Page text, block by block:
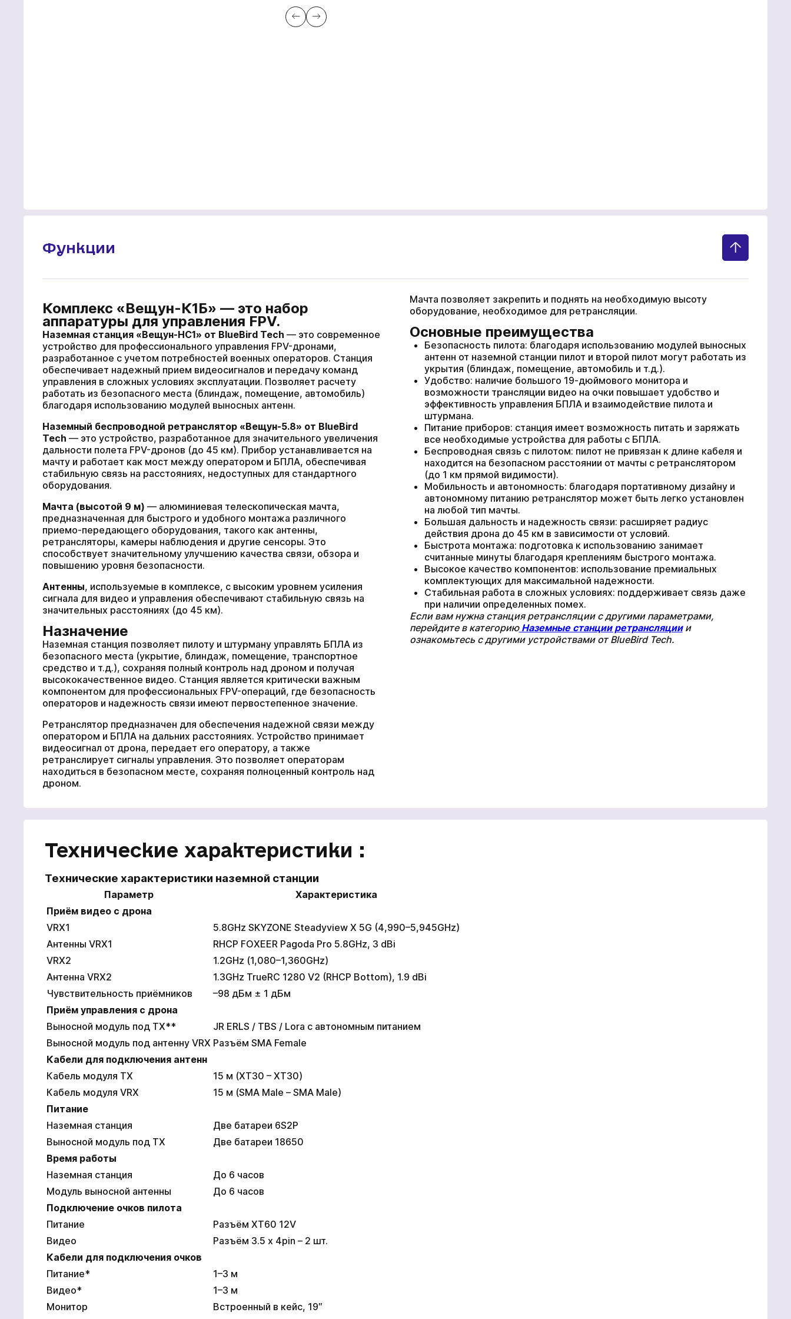
Функции
Комплекс «Вещун-К1Б» — это набор
аппаратуры для управления FPV.
Наземная станция «Вещун-НС1» от BlueBird Tech — это современное
устройство для профессионального управления FPV-дронами,
разработанное с учетом потребностей военных операторов. Станция
обеспечивает надежный прием видеосигналов и передачу команд
управления в сложных условиях эксплуатации. Позволяет расчету
работать из безопасного места (блиндаж, помещение, автомобиль)
благодаря использованию модулей выносных антенн.
Наземный беспроводной ретранслятор «Вещун-5.8» от BlueBird
Tech — это устройство, разработанное для значительного увеличения
дальности полета FPV-дронов (до 45 км). Прибор устанавливается на
мачту и работает как мост между оператором и БПЛА, обеспечивая
стабильную связь на расстояниях, недоступных для стандартного
оборудования.
Мачта (высотой 9 м) — алюминиевая телескопическая мачта,
предназначенная для быстрого и удобного монтажа различного
приемо-передающего оборудования, такого как антенны,
ретрансляторы, камеры наблюдения и другие сенсоры. Это
способствует значительному улучшению качества связи, обзора и
повышению уровня безопасности.
Антенны, используемые в комплексе, с высоким уровнем усиления
сигнала для видео и управления обеспечивают стабильную связь на
значительных расстояниях (до 45 км).
Назначение
Наземная станция позволяет пилоту и штурману управлять БПЛА из
безопасного места (укрытие, блиндаж, помещение, транспортное
средство и т.д.), сохраняя полный контроль над дроном и получая
высококачественное видео. Станция является критически важным
компонентом для профессиональных FPV-операций, где безопасность
операторов и надежность связи имеют первостепенное значение.
Ретранслятор предназначен для обеспечения надежной связи между
оператором и БПЛА на дальних расстояниях. Устройство принимает
видеосигнал от дрона, передает его оператору, а также
ретранслирует сигналы управления. Это позволяет операторам
находиться в безопасном месте, сохраняя полноценный контроль над
дроном.
Мачта позволяет закрепить и поднять на необходимую высоту
оборудование, необходимое для ретрансляции.
Основные преимущества
Безопасность пилота: благодаря использованию модулей выносных
антенн от наземной станции пилот и второй пилот могут работать из
укрытия (блиндаж, помещение, автомобиль и т.д.).
Удобство: наличие большого 19-дюймового монитора и
возможности трансляции видео на очки повышает удобство и
эффективность управления БПЛА и взаимодействие пилота и
штурмана.
Питание приборов: станция имеет возможность питать и заряжать
все необходимые устройства для работы с БПЛА.
Беспроводная связь с пилотом: пилот не привязан к длине кабеля и
находится на безопасном расстоянии от мачты с ретранслятором
(до 1 км прямой видимости).
Мобильность и автономность: благодаря портативному дизайну и
автономному питанию ретранслятор может быть легко установлен
на любой тип мачты.
Большая дальность и надежность связи: расширяет радиус
действия дрона до 45 км в зависимости от условий.
Быстрота монтажа: подготовка к использованию занимает
считанные минуты благодаря креплениям быстрого монтажа.
Высокое качество компонентов: использование премиальных
комплектующих для максимальной надежности.
Стабильная работа в сложных условиях: поддерживает связь даже
при наличии определенных помех.
Если вам нужна станция ретрансляции с другими параметрами,
перейдите в категориюНаземные станции ретрансляциии
ознакомьтесь с другими устройствами от BlueBird Tech.
Технические характеристики :
Технические характеристики наземной станции
Параметр
Характеристика
Приём видео с дрона
VRX1
5.8GHz SKYZONE Steadyview X 5G (4,990–5,945GHz)
Антенны VRX1
RHCP FOXEER Pagoda Pro 5.8GHz, 3 dBi
VRX2
1.2GHz (1,080–1,360GHz)
Антенна VRX2
1.3GHz TrueRC 1280 V2 (RHCP Bottom), 1.9 dBi
Чувствительность приёмников
–98 дБм ± 1 дБм
Приём управления с дрона
Выносной модуль под TX**
JR ERLS / TBS / Lora с автономным питанием
Выносной модуль под антенну VRX Разъём SMA Female
Кабели для подключения антенн
Кабель модуля TX
15 м (XT30 – XT30)
Кабель модуля VRX
15 м (SMA Male – SMA Male)
Питание
Наземная станция
Две батареи 6S2P
Выносной модуль под TX
Две батареи 18650
Время работы
Наземная станция
До 6 часов
Модуль выносной антенны
До 6 часов
Подключение очков пилота
Питание
Разъём XT60 12V
Видео
Разъём 3.5 х 4pin – 2 шт.
Кабели для подключения очков
Питание*
1–3 м
Видео*
1–3 м
Монитор
Встроенный в кейс, 19″
кількох годин
Чтобы не ждать, вы можете
связаться с нами, нажав на
кнопку телефона.
+38063 Показати
номер
Отправить
Мы в социальних сетях
Ваш заказ принят
Ожидайте звонка. С вами свяжутся наши специалисты!
Продолжить покупки
Ваша заявка прийнята
Ожидайте звонка. С вами свяжутся наши специалисты!
На главную
Ваша заявка принята
Ожидайте звонка. С вами свяжутся наши специалисты!
ВАШЕ ЗАМОВЛЕННЯ:
Комплекс управления «Вещун-К1Б»
ОПЦІЙНО ДОДАНО: ЗАПОЛНИТЕ ФОРМУ:
В наличии
201 240грн.